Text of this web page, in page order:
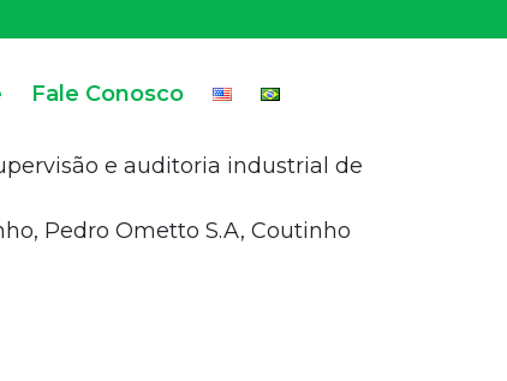
Fale Conosco
e auditoria industrial de
Pedro Ometto S.A, Coutinho